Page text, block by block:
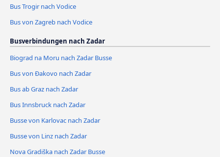
Bus Trogir nach Vodice
Bus von Zagreb nach Vodice
Busverbindungen nach Zadar
Biograd na Moru nach Zadar Busse
Bus von Đakovo nach Zadar
Bus ab Graz nach Zadar
Bus Innsbruck nach Zadar
Busse von Karlovac nach Zadar
Busse von Linz nach Zadar
Nova Gradiška nach Zadar Busse